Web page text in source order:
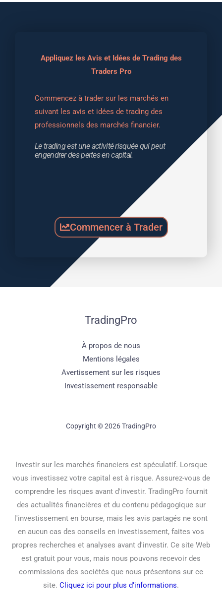
Appliquez les Avis et Idées de Trading des
Traders Pro
Commencez à trader sur les marchés en
suivant les avis et idées de trading des
professionnels des marchés financier.
Le trading est une activité risquée qui peut
engendrer des pertes en capital.
Commencer à Trader
TradingPro
À propos de nous
Mentions légales
Avertissement sur les risques
Investissement responsable
Copyright © 2026 TradingPro
Investir sur les marchés financiers est spéculatif. Lorsque
vous investissez votre capital est à risque. Assurez-vous de
comprendre les risques avant d'investir. TradingPro fournit
des actualités financières et du contenu pédagogique sur
l'investissement en bourse, mais les avis partagés ne sont
en aucun cas des conseils en investissement, faites vos
propres recherches et analyses avant d'investir. Ce site Web
est gratuit pour vous, mais nous pouvons recevoir des
commissions des sociétés que nous présentons sur ce
site. Cliquez ici pour plus d’informations.